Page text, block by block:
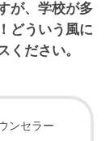
が、学校が多
どういう風に
ください。
ンセラー